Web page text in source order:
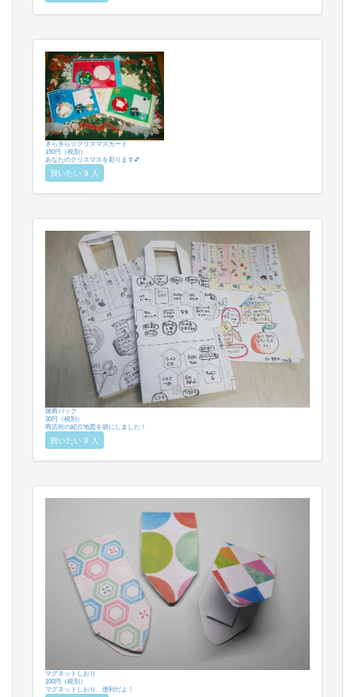
きらきら☆クリスマスカード
150円（税別）
あなたのクリスマスを彩ります💕
買いたい 9 人
堀商バック
30円（税別）
商店街の紹介地図を袋にしました！
買いたい 8 人
マグネットしおり
100円（税別）
マグネットしおり、便利だよ！